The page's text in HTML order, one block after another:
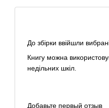
До збірки ввійшли
Книгу можна
недільних шкіл.
Добавьте первый отзыв